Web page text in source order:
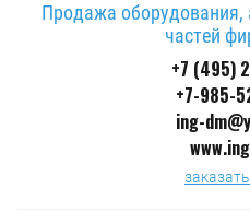
Продажа оборудования,
частей
+7 (495)
+7-985-
ing-